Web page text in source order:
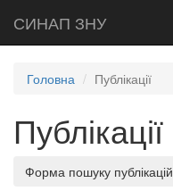
СИНАП ЗНУ
Головна Публікації
Публікації
Форма пошуку публікацій